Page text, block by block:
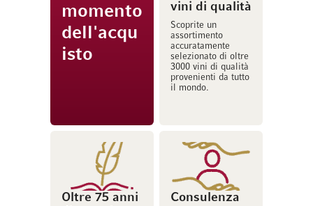
momento
dell'acqu
isto
vini di qualità
Scoprite un
assortimento
accuratamente
selezionato di oltre
3000 vini di qualità
provenienti da tutto
il mondo.
Oltre 75 anni
Consulenza